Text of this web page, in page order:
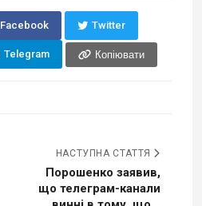
Facebook Twitter
Telegram Копіювати
НАСТУПНА СТАТТЯ
Порошенко заявив,
що телеграм-канали